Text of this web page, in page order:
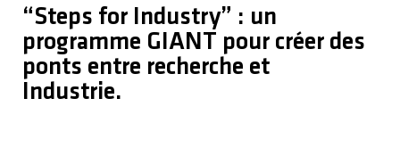
“Steps for Industry” : un
programme GIANT pour créer des
ponts entre recherche et
Industrie.